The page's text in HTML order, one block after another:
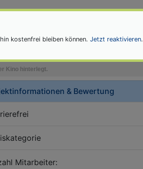
kostenfrei bleiben können. Jetzt reaktivieren.
& Bewertung
Mitarbeiter: